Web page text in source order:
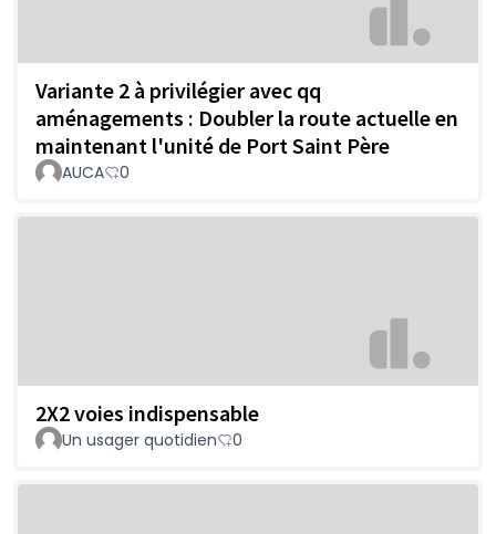
Variante 2 à privilégier avec qq
aménagements : Doubler la route actuelle en
maintenant l'unité de Port Saint Père
AUCA 0
2X2 voies indispensable
Un usager quotidien 0